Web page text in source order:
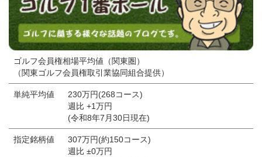
ゴルフ会員権相場平均値（関東圏）
（関東ゴルフ会員権取引業協同組合提供）
単純平均値
230万円(268コース)
週比 +1万円
(令和8年7月30日現在)
指定銘柄値
307万円(約150コース)
週比 ±0万円